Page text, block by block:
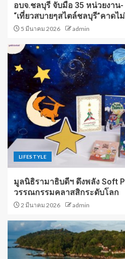
อบจ.ชลบุรี จับมือ 35 หน่วยงา
“เที่ยวสบายๆสไตล์ชลบุรี”คาด
5 มีนาคม 2026 admin
LIFESTYLE
มูลนิธิรามาธิบดีฯ ดึงพลัง Soft
วรรณกรรมคลาสสิกระดับโลก
2 มีนาคม 2026 admin